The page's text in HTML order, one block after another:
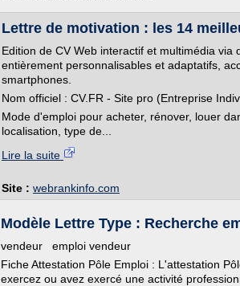
Lettre de motivation : les 14
Edition de CV Web interactif et multimédia via
entièrement personnalisables et adaptatifs,
smartphones.
Nom officiel : CV.FR - Site pro (Entreprise
Mode d'emploi pour acheter, rénover, louer
localisation, type de...
Lire la suite
Site : webrankinfo.com
Modèle Lettre Type : Recherche
vendeur emploi vendeur
Fiche Attestation Pôle Emploi : L'attestation
exercez ou avez exercé une activité